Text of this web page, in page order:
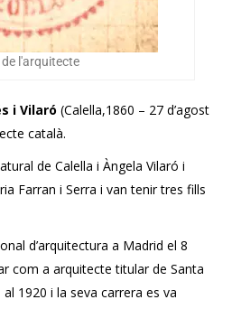
de l'arquitecte
i Vilaró (Calella,1860 – 27 d’agost
català.
de Calella i Àngela Vilaró i
Farran i Serra i van tenir tres fills
d’arquitectura a Madrid el 8
com a arquitecte titular de Santa
1920 i la seva carrera es va